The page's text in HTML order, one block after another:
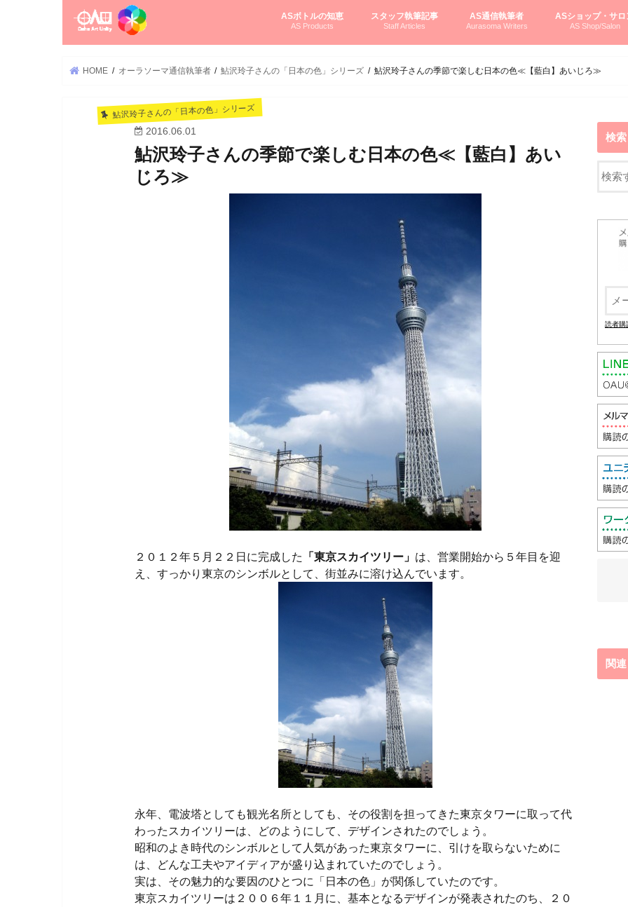
ASボトルの知恵
AS Products
スタッフ執筆記事
Staff Articles
AS通信執筆者
Aurasoma Writers
ASショップ・サロ
AS Shop/Salon
HOME オーラソーマ通信執筆者 鮎沢玲子さんの「日本の色」シリーズ 鮎沢玲子さんの季節で楽しむ日本の色≪【藍白】あいじろ≫
鮎沢玲子さんの「日本の色」シリーズ
2016.06.01
鮎沢玲子さんの季節で楽しむ日本の色≪【藍白】あい
じろ≫
２０１２年５月２２日に完成した 「東京スカイツリー」 は、営業開始から５年目を迎
え、すっかり東京のシンボルとして、街並みに溶け込んでいます。
永年、電波塔としても観光名所としても、その役割を担ってきた東京タワーに取って代
わったスカイツリーは、どのようにして、デザインされたのでしょう。
昭和のよき時代のシンボルとして人気があった東京タワーに、引けを取らないために
は、どんな工夫やアイディアが盛り込まれていたのでしょう。
実は、その魅力的な要因のひとつに「日本の色」が関係していたのです。
東京スカイツリーは２００６年１１月に、基本となるデザインが発表されたのち、２０
検索
読者購
関